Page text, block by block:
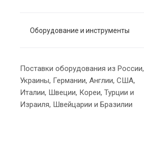
Оборудование и инструменты
Поставки оборудования из России,
Украины, Германии, Англии, США,
Италии, Швеции, Кореи, Турции и
Израиля, Швейцарии и Бразилии